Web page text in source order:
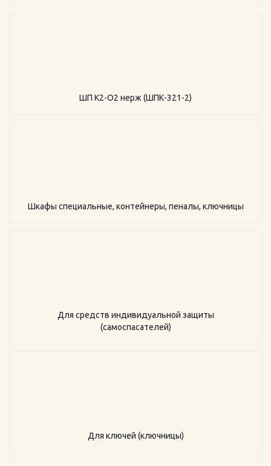
ШП К2-О2 нерж (ШПК-321-2)
Шкафы специальные, контейнеры, пеналы, ключницы
Для средств индивидуальной защиты
(самоспасателей)
Для ключей (ключницы)